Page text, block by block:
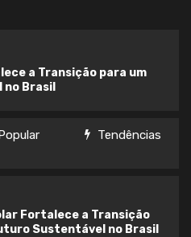
a Transição para um
Brasil
Tendências
Fortalece a Transição
Sustentável no Brasil